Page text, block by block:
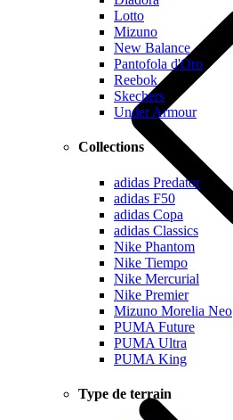
Lotto
Mizuno
New Balance
Pantofola d'Oro
Reebok
Skechers
Under Armour
Collections
adidas Predator
adidas F50
adidas Copa
adidas Classics
Nike Phantom
Nike Tiempo
Nike Mercurial
Nike Premier
Mizuno Morelia Neo
PUMA Future
PUMA Ultra
PUMA King
Type de terrain